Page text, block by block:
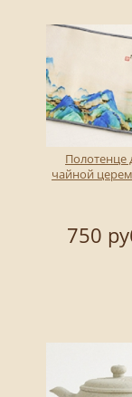
Полотенце
чайной
750